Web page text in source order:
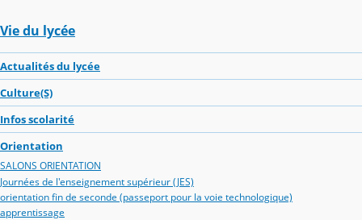
Vie du lycée
Actualités du lycée
Culture(S)
Infos scolarité
Orientation
SALONS ORIENTATION
Journées de l'enseignement supérieur (JES)
orientation fin de seconde (passeport pour la voie technologique)
apprentissage